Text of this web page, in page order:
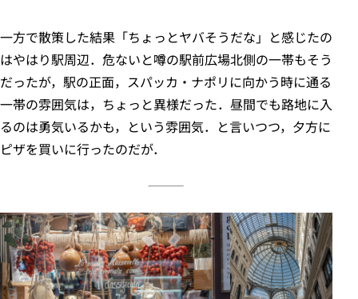
一方で散策した結果「ちょっとヤバそうだな」と感じたの
はやはり駅周辺．危ないと噂の駅前広場北側の一帯もそう
だったが，駅の正面，スパッカ・ナポリに向かう時に通る
一帯の雰囲気は，ちょっと異様だった．昼間でも路地に入
るのは勇気いるかも，という雰囲気．と言いつつ，夕方に
ピザを買いに行ったのだが．